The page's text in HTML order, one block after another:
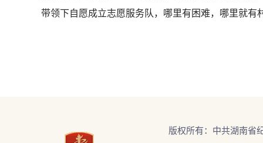
带领下自愿成立志愿服务队，哪里有困难，哪里就有
版权所有：中共湖南省